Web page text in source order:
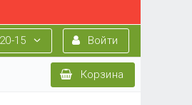
Войти
15
Корзина